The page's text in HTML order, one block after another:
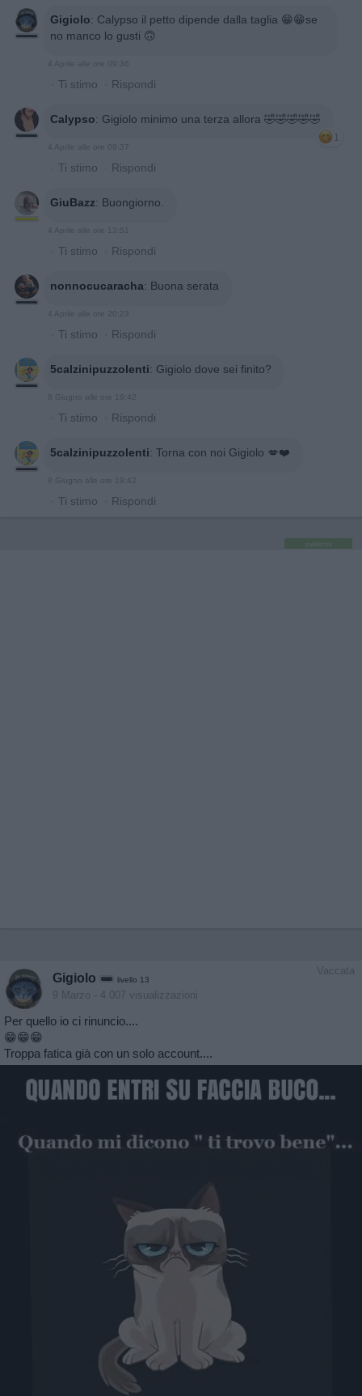
Gigiolo: Calypso il petto dipende dalla taglia 😁😁se
no manco lo gusti 🙃
4 Aprile alle ore 09:36
· Ti stimo · Rispondi
Calypso: Gigiolo minimo una terza allora 🤣🤣🤣🤣🤣
1
4 Aprile alle ore 09:37
· Ti stimo · Rispondi
GiuBazz: Buongiorno.
4 Aprile alle ore 13:51
· Ti stimo · Rispondi
nonnocucaracha: Buona serata
4 Aprile alle ore 20:23
· Ti stimo · Rispondi
5calzinipuzzolenti: Gigiolo dove sei finito?
8 Giugno alle ore 19:42
· Ti stimo · Rispondi
5calzinipuzzolenti: Torna con noi Gigiolo 💋❤️
8 Giugno alle ore 19:42
· Ti stimo · Rispondi
pubblicità
Vaccata
Gigiolo livello 13
9 Marzo - 4.007 visualizzazioni
Per quello io ci rinuncio....
😁😁😁
Troppa fatica già con un solo account....